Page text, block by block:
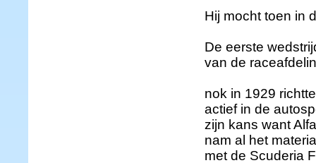
Hij mocht toen in
De eerste
van de
nok in 1929
actief in de
zijn kans want
nam al het
met de Scuderia